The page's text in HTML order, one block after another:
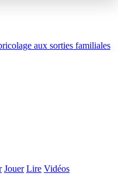
aux sorties familiales
Jouer Lire Vidéos